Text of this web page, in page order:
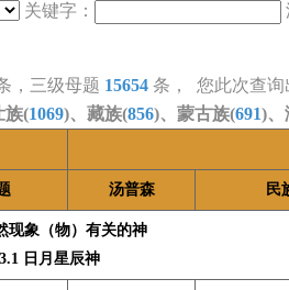
关键字：
，三级母题 15654 条， 您此次查
族(1069)、藏族(856)、蒙古族(691)、
汤普森 民
现象（物）有关的神
日月星辰神